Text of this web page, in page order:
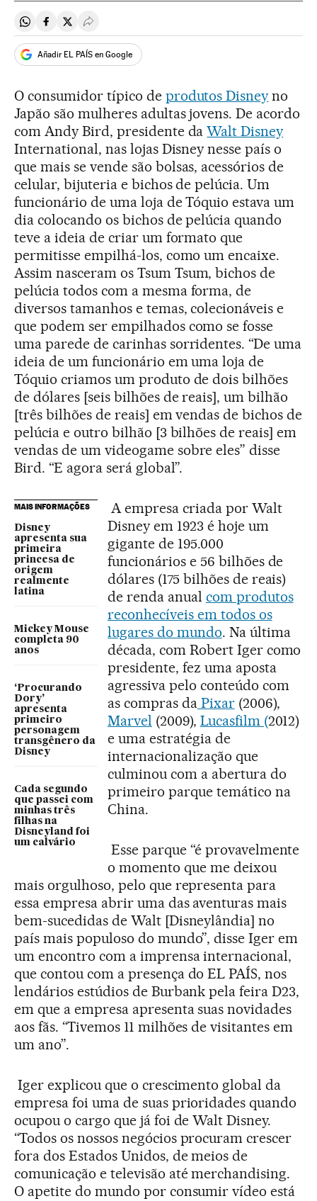
Compartir en Whatsapp
Compartir en Facebook
Compartir en Twitter
Desplegar Redes Sociales
Añadir EL PAÍS en Google
O consumidor típico de produtos Disney no
Japão são mulheres adultas jovens. De acordo
com Andy Bird, presidente daWalt Disney
International, nas lojas Disney nesse país o
que mais se vende são bolsas, acessórios de
celular, bijuteria e bichos de pelúcia. Um
funcionário de uma loja de Tóquio estava um
dia colocando os bichos de pelúcia quando
teve a ideia de criar um formato que
permitisse empilhá-los, como um encaixe.
Assim nasceram os Tsum Tsum, bichos de
pelúcia todos com a mesma forma, de
diversos tamanhos e temas, colecionáveis e
que podem ser empilhados como se fosse
uma parede de carinhas sorridentes. “De uma
ideia de um funcionário em uma loja de
Tóquio criamos um produto de dois bilhões
de dólares [seis bilhões de reais], um bilhão
[três bilhões de reais] em vendas de bichos de
pelúcia e outro bilhão [3 bilhões de reais] em
vendas de um videogame sobre eles” disse
Bird. “E agora será global”.
MAIS INFORMAÇÕES
Disney
apresenta sua
primeira
princesa de
origem
realmente
latina
Mickey Mouse
completa 90
anos
‘Procurando
Dory’
apresenta
primeiro
personagem
transgênero da
Disney
Cada segundo
que passei com
minhas três
filhas na
Disneyland foi
um calvário
A empresa criada por Walt
Disney em 1923 é hoje um
gigante de 195.000
funcionários e 56 bilhões de
dólares (175 bilhões de reais)
de renda anual com produtos
reconhecíveis em todos os
lugares do mundo. Na última
década, com Robert Iger como
presidente, fez uma aposta
agressiva pelo conteúdo com
as compras daPixar(2006),
Marvel (2009), Lucasfilm (2012)
e uma estratégia de
internacionalização que
culminou com a abertura do
primeiro parque temático na
China.
Esse parque “é provavelmente
o momento que me deixou
mais orgulhoso, pelo que representa para
essa empresa abrir uma das aventuras mais
bem-sucedidas de Walt [Disneylândia] no
país mais populoso do mundo”, disse Iger em
um encontro com a imprensa internacional,
que contou com a presença do EL PAÍS, nos
lendários estúdios de Burbank pela feira D23,
em que a empresa apresenta suas novidades
aos fãs. “Tivemos 11 milhões de visitantes em
um ano”.
Iger explicou que o crescimento global da
empresa foi uma de suas prioridades quando
ocupou o cargo que já foi de Walt Disney.
“Todos os nossos negócios procuram crescer
fora dos Estados Unidos, de meios de
comunicação e televisão até merchandising.
O apetite do mundo por consumir vídeo está